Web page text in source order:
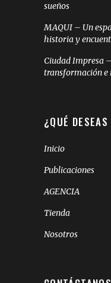
sueños
MAQUI – Un
historia y
Ciudad Impresa
transformación e
¿QUÉ DESEAS
Inicio
Publicaciones
AGENCIA
Tienda
Nosotros